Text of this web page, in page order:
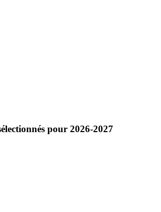
pour 2026-2027